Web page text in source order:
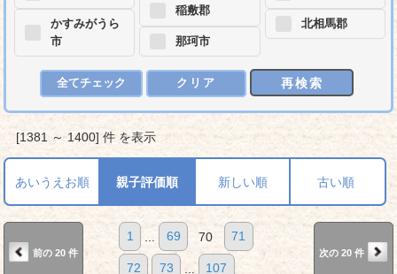
かすみがうら
市
稲敷郡
那珂市
北相馬郡
全てチェック クリア 再検索
[1381 ～ 1400] 件 を表示
あいうえお順 親子評価順 新しい順 古い順
前の 20 件
1 69 70 71
72 73 107
次の 20 件